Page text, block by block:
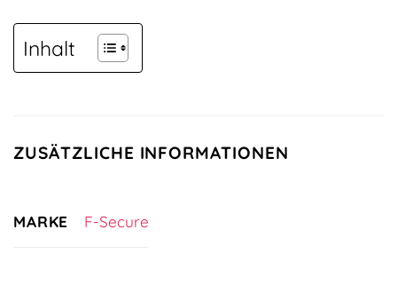
Inhalt
ZUSÄTZLICHE INFORMATIONEN
MARKE F-Secure